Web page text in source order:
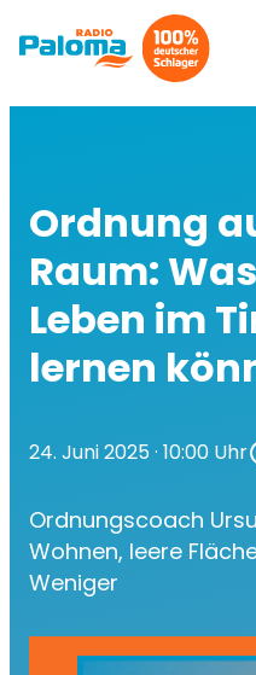
Ordnung
Raum:
Leben im
lernen
24. Juni 2025· 10:00 Uhr
Ordnungscoach
Wohnen, leere
Weniger